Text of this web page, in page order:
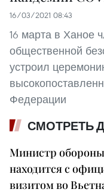
16/03/2021 08:43
16 марта в Ханое
общественной
устроил
Федерации
СМОТРЕТЬ
Министр
находится с
визитом во